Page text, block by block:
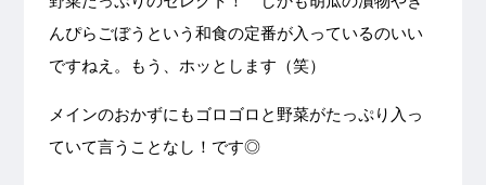
んぴらごぼうという和食の定番が入っているのいい
ですねえ。もう、ホッとします（笑）
メインのおかずにもゴロゴロと野菜がたっぷり入っ
ていて言うことなし！です◎